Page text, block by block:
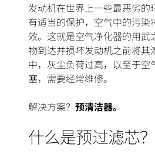
发动机在世界上一些最恶劣的
有适当的保护，空气中的污染
效。这就是空气净化器的用
物到达并损坏发动机之前将其
中，灰尘负荷过高，以至于空
塞，需要经常维修。
解决方案？ 预清洁器。
什么是预过滤芯？